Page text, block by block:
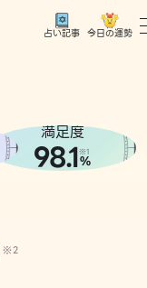
占い記事 今日の運勢
満足度
98.1※1
%
※2